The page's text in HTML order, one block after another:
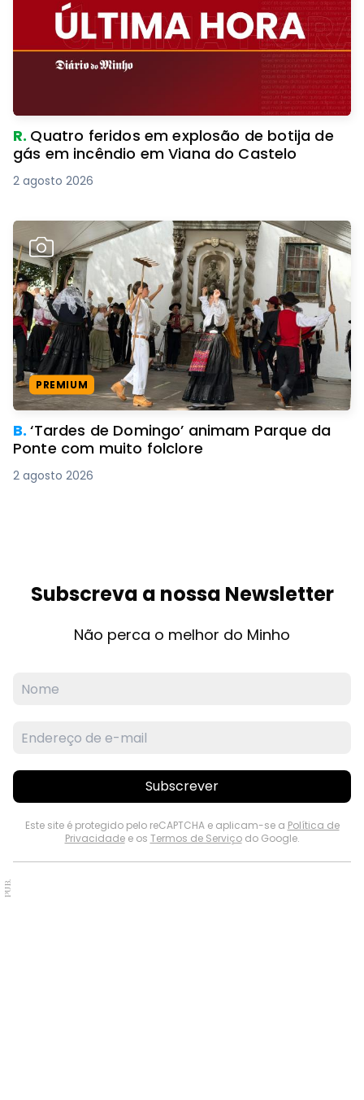
R. Quatro feridos em explosão de botija de
gás em incêndio em Viana do Castelo
2 agosto 2026
PREMIUM
B.‘Tardes de Domingo’ animam Parque da
Ponte com muito folclore
2 agosto 2026
Subscreva a nossa Newsletter
Não perca o melhor do Minho
Subscrever
Este site é protegido pelo reCAPTCHA e aplicam-se a Política de
Privacidadee os Termos de Serviçodo Google.
PUB.